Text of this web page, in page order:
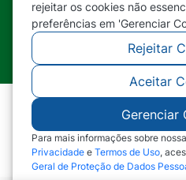
SIC
©2026 - Prefeitura
MT - Todos os
rejeitar os cookies não
preferências em 'Gerenciar
Rejeitar
Aceitar
Gerenciar
Para mais informações sobre nossa
Privacidade e Termos de Uso,
Geral de Proteção de Dados